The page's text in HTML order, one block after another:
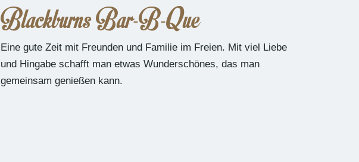
Blackburns Bar-B-Que
Eine gute Zeit mit Freunden und Familie im Freien. Mit viel Liebe
und Hingabe schafft man etwas Wunderschönes, das man
gemeinsam genießen kann.